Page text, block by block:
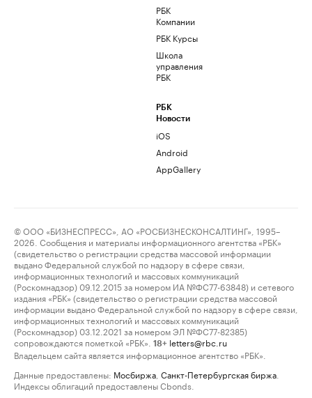
РБК
Компании
РБК Курсы
Школа
управления
РБК
РБК
Новости
iOS
Android
AppGallery
© ООО «БИЗНЕСПРЕСС», АО «РОСБИЗНЕСКОНСАЛТИНГ», 1995–
2026. Сообщения и материалы информационного агентства «РБК»
(свидетельство о регистрации средства массовой информации
выдано Федеральной службой по надзору в сфере связи,
информационных технологий и массовых коммуникаций
(Роскомнадзор) 09.12.2015 за номером ИА №ФС77-63848) и сетевого
издания «РБК» (свидетельство о регистрации средства массовой
информации выдано Федеральной службой по надзору в сфере связи,
информационных технологий и массовых коммуникаций
(Роскомнадзор) 03.12.2021 за номером ЭЛ №ФС77-82385)
сопровождаются пометкой «РБК».
18+ letters@rbc.ru
Владельцем сайта является информационное агентство «РБК».
Данные предоставлены: Мосбиржа Санкт-Петербургская биржа
Индексы облигаций предоставлены Cbonds.